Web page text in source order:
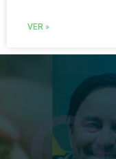
VER »